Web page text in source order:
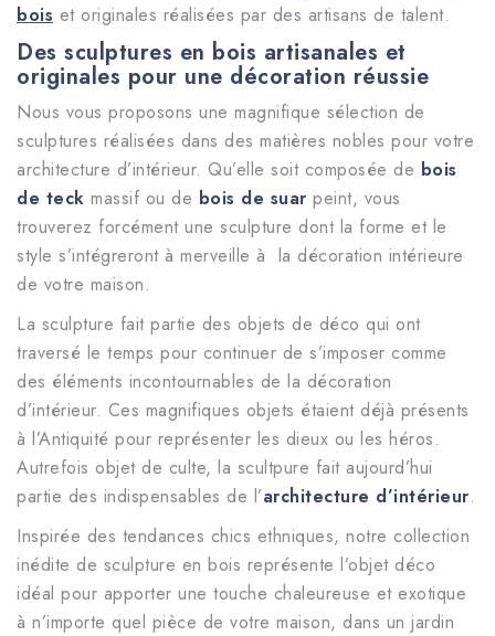
bois et originales réalisées par des artisans de talent.
Des sculptures en bois artisanales et
originales pour une décoration réussie
Nous vous proposons une magnifique sélection de
sculptures réalisées dans des matières nobles pour votre
architecture d’intérieur. Qu’elle soit composée de bois
de teck massif ou de bois de suar peint, vous
trouverez forcément une sculpture dont la forme et le
style s’intégreront à merveille à la décoration intérieure
de votre maison.
La sculpture fait partie des objets de déco qui ont
traversé le temps pour continuer de s’imposer comme
des éléments incontournables de la décoration
d’intérieur. Ces magnifiques objets étaient déjà présents
à l’Antiquité pour représenter les dieux ou les héros.
Autrefois objet de culte, la scultpure fait aujourd’hui
partie des indispensables de l’architecture d’intérieur.
Inspirée des tendances chics ethniques, notre collection
inédite de sculpture en bois représente l’objet déco
idéal pour apporter une touche chaleureuse et exotique
à n’importe quel pièce de votre maison, dans un jardin